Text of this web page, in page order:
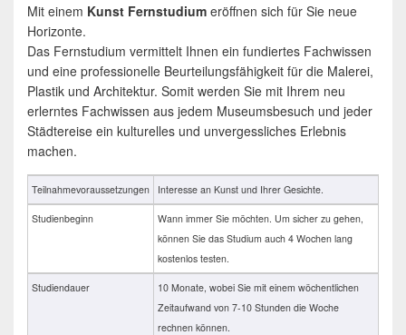
Mit einem Kunst Fernstudium eröffnen sich für Sie neue
Horizonte.
Das Fernstudium vermittelt Ihnen ein fundiertes Fachwissen
und eine professionelle Beurteilungsfähigkeit für die Malerei,
Plastik und Architektur. Somit werden Sie mit Ihrem neu
erlerntes Fachwissen aus jedem Museumsbesuch und jeder
Städtereise ein kulturelles und unvergessliches Erlebnis
machen.
Teilnahmevoraussetzungen Interesse an Kunst und Ihrer Gesichte.
Studienbeginn
Wann immer Sie möchten. Um sicher zu gehen,
können Sie das Studium auch 4 Wochen lang
kostenlos testen.
Studiendauer
10 Monate, wobei Sie mit einem wöchentlichen
Zeitaufwand von 7-10 Stunden die Woche
rechnen können.